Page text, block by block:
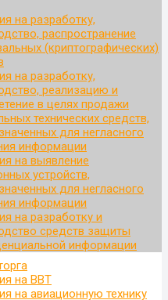
на разработку,
распространение
(криптографических)
на разработку,
реализацию и
в целях продажи
технических средств,
для негласного
информации
на выявление
устройств,
для негласного
информации
на разработку и
средств защиты
информации
на ВВТ
на авиационную технику